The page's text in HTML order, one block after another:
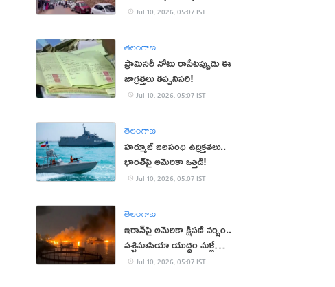
Jul 10, 2026, 05:07 IST
తెలంగాణ
ప్రామిసరీ నోటు రాసేటప్పుడు ఈ
జాగ్రత్తలు తప్పనిసరి!
Jul 10, 2026, 05:07 IST
తెలంగాణ
హర్మూజ్‌ జలసంధి ఉద్రిక్తతలు..
భారత్‌పై అమెరికా ఒత్తిడి!
Jul 10, 2026, 05:07 IST
తెలంగాణ
ఇరాన్‌పై అమెరికా క్షిపణి వర్షం..
పశ్చిమాసియా యుద్ధం మళ్లీ
మొదటికి
Jul 10, 2026, 05:07 IST